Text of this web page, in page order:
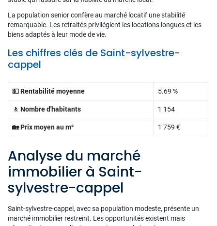
La population senior confère au marché locatif une stabilité
remarquable. Les retraités privilégient les locations longues et les
biens adaptés à leur mode de vie.
Les chiffres clés de Saint-sylvestre-
cappel
💵 Rentabilité moyenne 5.69 %
🚶 Nombre d'habitants 1 154
🏡 Prix moyen au m² 1 759 €
Analyse du marché
immobilier à Saint-
sylvestre-cappel
Saint-sylvestre-cappel, avec sa population modeste, présente un
marché immobilier restreint. Les opportunités existent mais